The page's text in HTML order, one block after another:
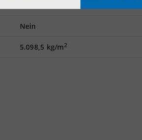
Nein
5.098,5 kg/m2